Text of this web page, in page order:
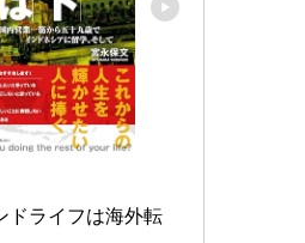
ドライフは海外転